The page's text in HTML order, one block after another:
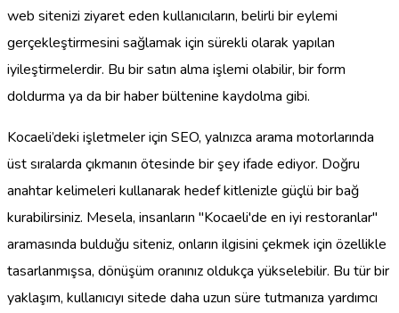
web sitenizi ziyaret eden kullanıcıların, belirli bir eylemi
gerçekleştirmesini sağlamak için sürekli olarak yapılan
iyileştirmelerdir. Bu bir satın alma işlemi olabilir, bir form
doldurma ya da bir haber bültenine kaydolma gibi.
Kocaeli’deki işletmeler için SEO, yalnızca arama motorlarında
üst sıralarda çıkmanın ötesinde bir şey ifade ediyor. Doğru
anahtar kelimeleri kullanarak hedef kitlenizle güçlü bir bağ
kurabilirsiniz. Mesela, insanların "Kocaeli'de en iyi restoranlar"
aramasında bulduğu siteniz, onların ilgisini çekmek için özellikle
tasarlanmışsa, dönüşüm oranınız oldukça yükselebilir. Bu tür bir
yaklaşım, kullanıcıyı sitede daha uzun süre tutmanıza yardımcı